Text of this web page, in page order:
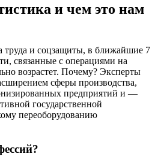
и чем это нам
и соцзащиты, в ближайшие 7
связанные с операциями на
возрастет. Почему? Эксперты
сферы производства,
предприятий и —
государственной
переоборудованию